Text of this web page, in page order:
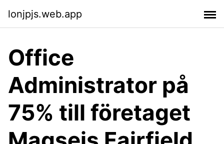
lonjpjs.web.app
Office
Administrator på
75% till företaget